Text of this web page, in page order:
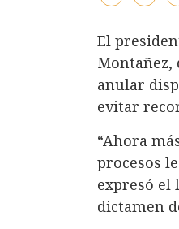
El
Montañez,
anular
evitar
“Ahora
procesos
expresó el
dictamen